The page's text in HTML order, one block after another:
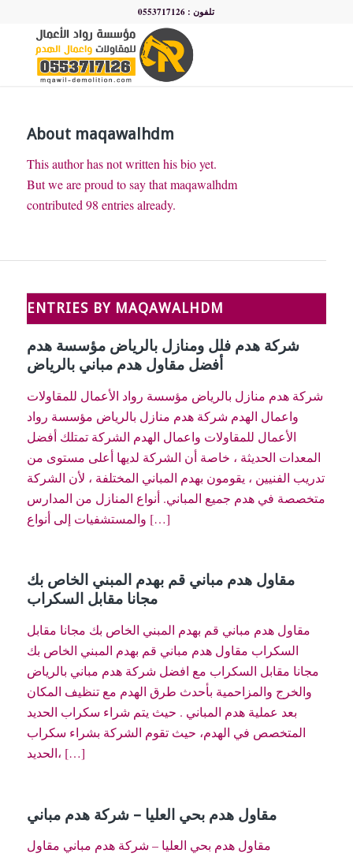
تلفون : 0553717126
About maqawalhdm
This author has not written his bio yet.
But we are proud to say thatmaqawalhdm
contributed 98 entries already.
ENTRIES BY MAQAWALHDM
شركة هدم فلل ومنازل بالرياض مؤسسة هدم
أفضل مقاول هدم مباني بالرياض
شركة هدم منازل بالرياض مؤسسة رواد الأعمال للمقاولات
واعمال الهدم شركة هدم منازل بالرياض مؤسسة رواد
الأعمال للمقاولات واعمال الهدم الشركة تمتلك أفضل
المعدات الحديثة ، خاصة أن الشركة لديها أعلى مستوى من
تدريب الفنيين ، يقومون بهدم المباني المختلفة ، لأن الشركة
متخصصة في هدم جميع المباني. أنواع المنازل من المدارس
والمستشفيات إلى أنواع […]
مقاول هدم مباني قم بهدم المبني الخاص بك
مجانا مقابل السكراب
مقاول هدم مباني قم بهدم المبني الخاص بك مجانا مقابل
السكراب مقاول هدم مباني قم بهدم المبني الخاص بك
مجانا مقابل السكراب مع افضل شركة هدم مباني بالرياض
والخرج والمزاحمية بأحدث طرق الهدم مع تنظيف المكان
بعد عملية هدم المباني . حيث يتم شراء سكراب الحديد
المتخصص في الهدم، حيث تقوم الشركة بشراء سكراب
الحديد، […]
مقاول هدم بحي العليا – شركة هدم مباني
مقاول هدم بحي العليا – شركة هدم مباني مقاول